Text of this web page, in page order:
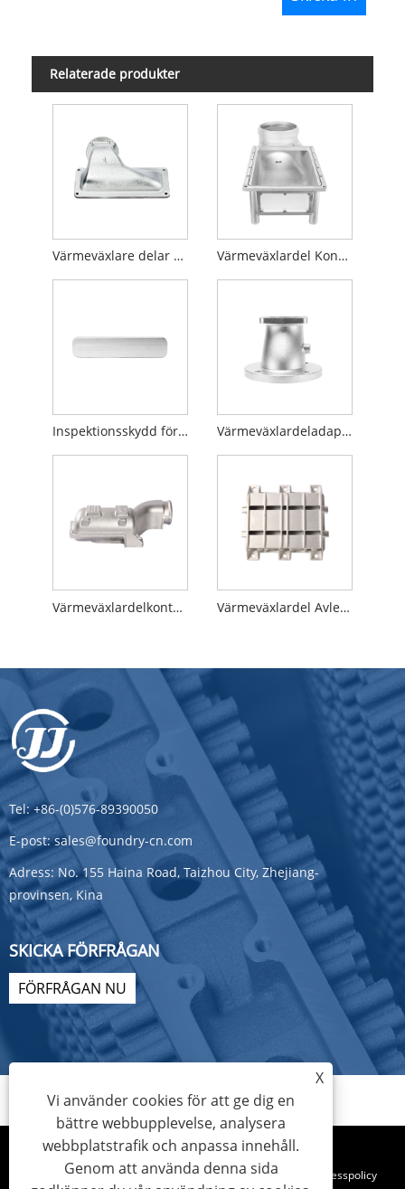
Relaterade produkter
Värmeväxlare delar Brännarehuv Värmeväxlardel Kondenserande sump
Inspektionsskydd för värmeväxlare Värmeväxlardeladapter
Värmeväxlardelkontakt Värmeväxlardel Avledningsskydd
Tel: +86-(0)576-89390050
E-post: sales@foundry-cn.com
Adress: No. 155 Haina Road, Taizhou City, Zhejiang-
provinsen, Kina
SKICKA FÖRFRÅGAN
FÖRFRÅGAN NU
Links Sitemap RSS XML Sekretesspolicy
X
Vi använder cookies för att ge dig en
bättre webbupplevelse, analysera
webbplatstrafik och anpassa innehåll.
Genom att använda denna sida